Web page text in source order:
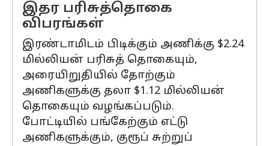
இதர பரிசுத்தொகை
விபரங்கள்
இரண்டாமிடம் பிடிக்கும் அணிக்கு $2.24
மில்லியன் பரிசுத் தொகையும்,
அரையிறுதியில் தோற்கும்
அணிகளுக்கு தலா $1.12 மில்லியன்
தொகையும் வழங்கப்படும்.
போட்டியில் பங்கேற்கும் எட்டு
அணிகளுக்கும், குரூப் சுற்றுப்